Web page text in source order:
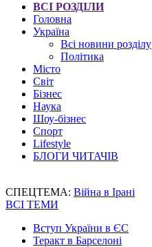
ВСІ РОЗДІЛИ
Головна
Україна
Всі новини розділу
Політика
Місто
Світ
Бізнес
Наука
Шоу-бізнес
Спорт
Lifestyle
БЛОГИ ЧИТАЧІВ
СПЕЦТЕМА: Війна в Ірані
ВСІ ТЕМИ
Вступ України в ЄС
Теракт в Барселоні